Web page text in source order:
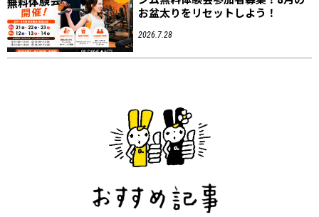
お盆太りをリセットしよう！
2026.7.28